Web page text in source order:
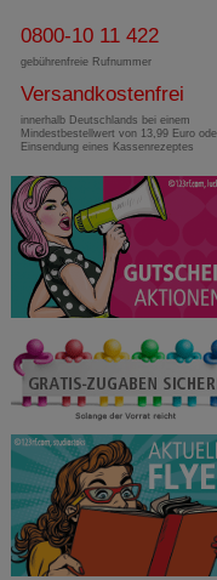
0800-10 11 422
gebührenfreie Rufnummer
Versandkostenfrei
innerhalb Deutschlands bei einem
Mindestbestellwert von 13,99 Euro
Einsendung eines Kassenrezeptes